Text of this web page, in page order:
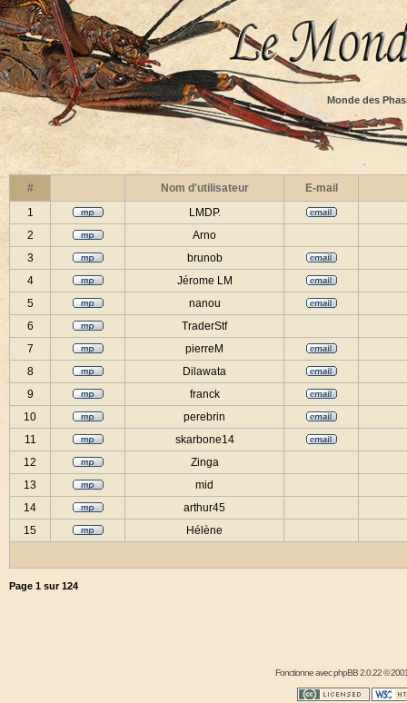
Monde des
# Nom d'utilisateur
E-mail
1
LMDP.
2
Arno
3
brunob
4
Jérome LM
5
nanou
6
TraderStf
7
pierreM
8
Dilawata
9
franck
10
perebrin
11
skarbone14
12
Zinga
13
mid
14
arthur45
15
Hélène
Page 1 sur124
Fonctionne avecphpBB2.0.22 ©